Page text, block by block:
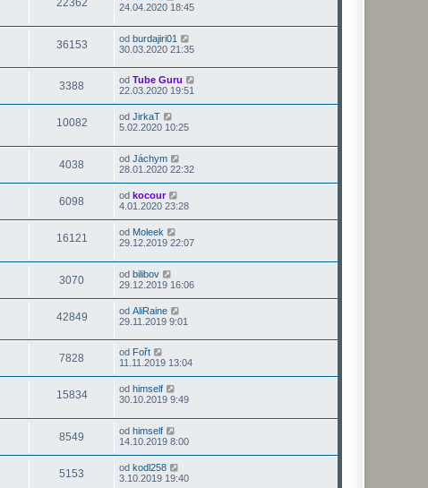
22362
24.04.2020 18:45
36153 od burdajiri01
30.03.2020 21:35
3388 od Tube Guru
22.03.2020 19:51
10082 od JirkaT
5.02.2020 10:25
4038 od Jáchym
28.01.2020 22:32
6098 od kocour
4.01.2020 23:28
16121 od Moleek
29.12.2019 22:07
3070 od bilibov
29.12.2019 16:06
42849 od AliRaine
29.11.2019 9:01
7828 od Fořt
11.11.2019 13:04
15834 od himself
30.10.2019 9:49
8549 od himself
14.10.2019 8:00
5153 od kodl258
3.10.2019 19:40